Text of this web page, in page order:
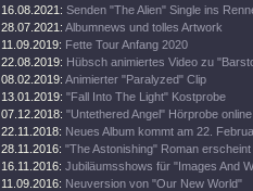
16.08.2021: Senden "The Alien" Single ins
28.07.2021: Albumnews und tolles Artwork
11.09.2019: Fette Tour Anfang 2020
22.08.2019: Hübsch animiertes Video zu
08.02.2019: Animierter "Paralyzed" Clip
13.01.2019: "Fall Into The Light" Kostprobe
07.12.2018: "Untethered Angel" Hörprobe online
22.11.2018: Neues Album kommt am 22.
28.11.2016: "The Astonishing" Roman erscheint
16.11.2016: Jubiläumsshows für "Images And
11.09.2016: Neuversion von "Our New World"